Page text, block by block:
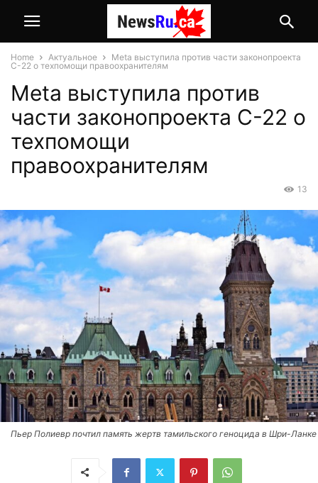
Home Актуальное
Meta выступила против части законопроекта
C-22 о техпомощи правоохранителям
Meta выступила против
части законопроекта C-22 о
техпомощи
правоохранителям
13
Пьер Полиевр почтил память жертв тамильского геноцида в Шри-Ланке